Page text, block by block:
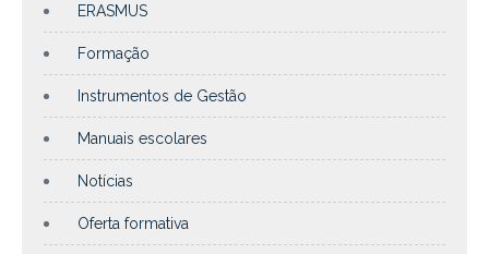
ERASMUS
Formação
Instrumentos de Gestão
Manuais escolares
Notícias
Oferta formativa